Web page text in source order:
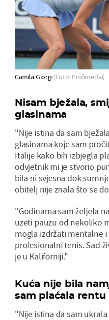
Camila Giorgi(Foto: Profimedia)
Nisam bježala,
glasinama
"Nije istina da sam
glasinama koje sam
Italije kako bih izbjegla
odvjetnik mi je stvorio
bila ni svjesna dok
obitelj nije znala što se
"Godinama sam željela
uzeti pauzu od nekoliko
mogla izdržati mentalne
profesionalni tenis. Sad
je u Kaliforniji."
Kuća nije bila
sam plaćala rentu
"Nije istina da sam